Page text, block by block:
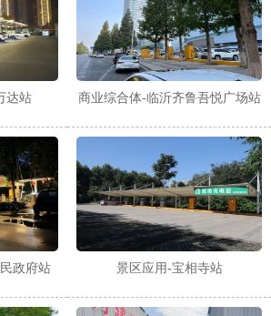
达站 商业综合体-临沂齐鲁吾悦广场站
政府站 景区应用-宝相寺站